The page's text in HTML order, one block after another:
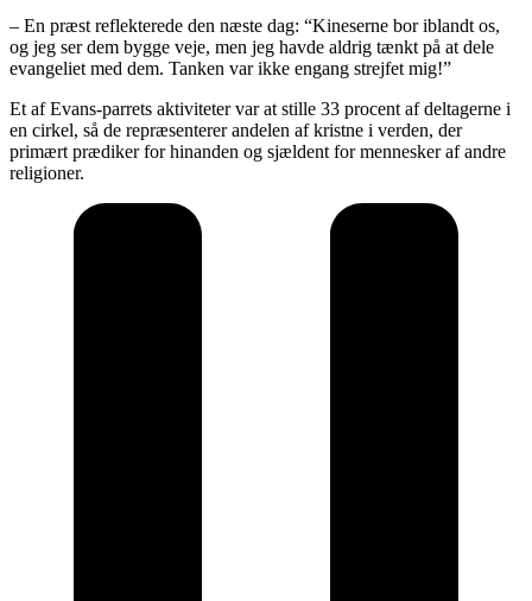
– En præst reflekterede den næste dag: “Kineserne bor iblandt os,
og jeg ser dem bygge veje, men jeg havde aldrig tænkt på at dele
evangeliet med dem. Tanken var ikke engang strejfet mig!”
Et af Evans-parrets aktiviteter var at stille 33 procent af deltagerne i
en cirkel, så de repræsenterer andelen af kristne i verden, der
primært prædiker for hinanden og sjældent for mennesker af andre
religioner.